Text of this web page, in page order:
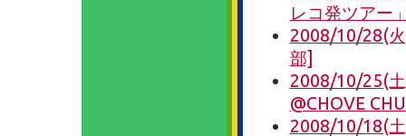
レコ発ツアー
2008/10/28(
部]
2008/10/25(
@CHOVE
2008/10/18(